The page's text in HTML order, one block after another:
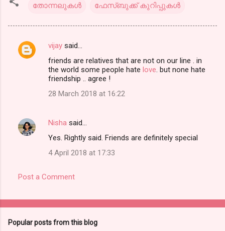
തോന്നലുകൾ ഫേസ്ബുക്ക് കുറിപ്പുകൾ
C
n
t
vijay said…
friends are relatives that are not on our line . in
the world some people hate love . but none hate
friendship .. agree !
28 March 2018 at 16:22
Nisha said…
Yes. Rightly said. Friends are definitely special
4 April 2018 at 17:33
Post a Comment
Popular posts from this blog